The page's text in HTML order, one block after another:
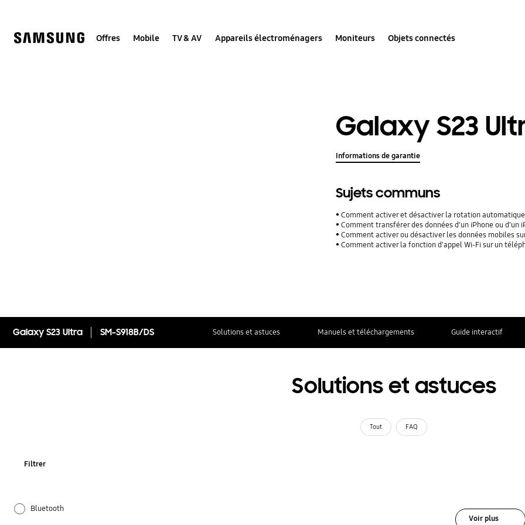
Offres Mobile TV & AV Appareils électroménagers Moniteurs Objets connectés
Galaxy S23
Informations de garantie
Sujets communs
Comment activer et désactiver la rotation
Comment transférer des données d'un iPhone ou d'un
Comment activer ou désactiver les données mobiles
Comment activer la fonction d'appel Wi-Fi sur un
Galaxy S23 Ultra SM-S918B/DS Solutions et astuces Manuels et téléchargements Guide interactif
Solutions et astuces
Tout FAQ
Filtrer
Bluetooth
Voir plus